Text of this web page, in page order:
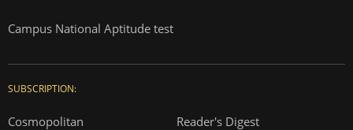
Campus National Aptitude test
SUBSCRIPTION:
Cosmopolitan Reader's Digest